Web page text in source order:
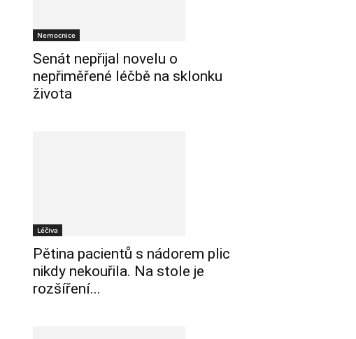
Nemocnice
Senát nepřijal novelu o
nepřiměřené léčbě na sklonku
života
Léčiva
Pětina pacientů s nádorem plic
nikdy nekouřila. Na stole je
rozšíření...